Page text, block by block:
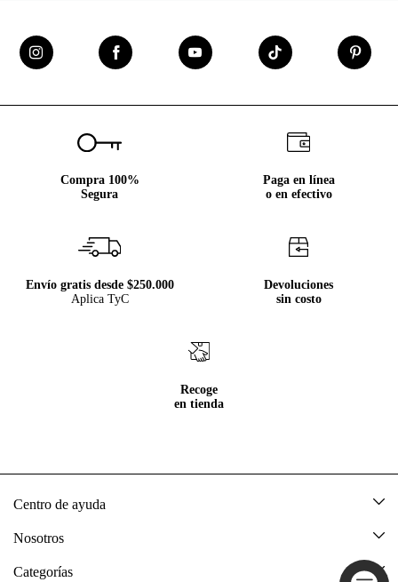
Compra 100%
Segura
Paga en línea
o en efectivo
Envío gratis desde $250.000
Aplica TyC
Devoluciones
sin costo
Recoge
en tienda
Centro de ayuda
Mis pedidos
Nosotros
Acerca de Tennis
Categorías